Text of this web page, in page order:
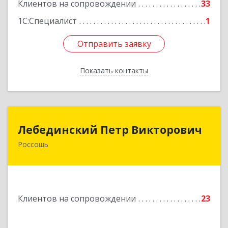
Клиентов на сопровождении
33
1С:Специалист
1
Отправить заявку
Показать контакты
Отправить заявку
Назад
Лебединский Петр Викторович
Россошь
Клиентов на сопровождении 23
Лебединский Петр Викторович
396650, Воронежская обл., г. Россошь, пер.